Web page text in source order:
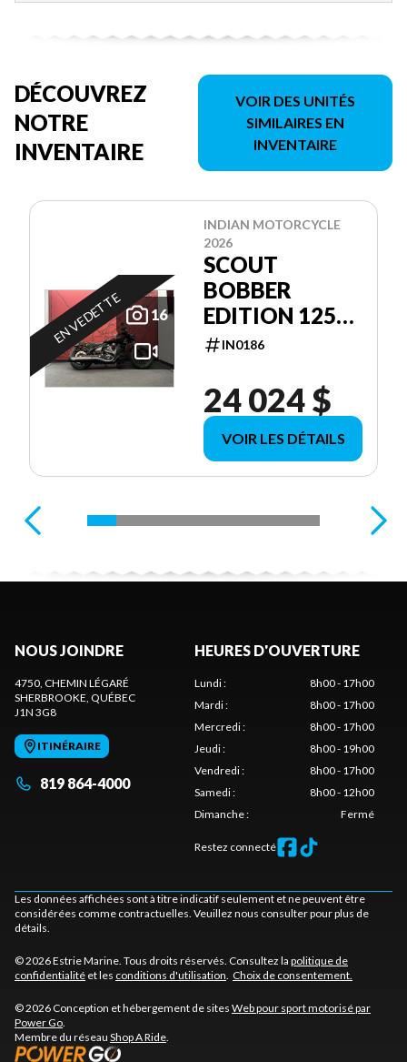
DÉCOUVREZ
NOTRE
INVENTAIRE
VOIR DES UNITÉS
SIMILAIRES EN
INVENTAIRE
16
EN VEDETTE
INDIAN MOTORCYCLE
2026
SCOUT
BOBBER
EDITION 125E
ANNIVERSAIRE
IN0186
24 024 $
VOIR LES DÉTAILS
NOUS JOINDRE
4750, CHEMIN LÉGARÉ
SHERBROOKE , QUÉBEC
J1N 3G8
ITINÉRAIRE
819 864-4000
HEURES D'OUVERTURE
Lundi:
8h00 - 17h00
Mardi:
8h00 - 17h00
Mercredi:
8h00 - 17h00
Jeudi:
8h00 - 19h00
Vendredi:
8h00 - 17h00
Samedi:
8h00 - 12h00
Dimanche: Fermé
Restez connecté
Les données affichées sont à titre indicatif seulement et ne peuvent être
considérées comme contractuelles. Veuillez nous consulter pour plus de
détails.
© 2026 Estrie Marine. Tous droits réservés. Consultez la politique de
confidentialité et les conditions d'utilisation Choix de consentement.
© 2026 Conception et hébergement de sites Web pour sport motorisé par
Power Go
Membre du réseau Shop A Ride